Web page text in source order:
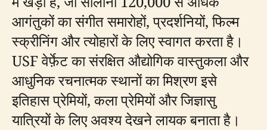
आगंतुकों का संगीत समारोहों, प्रदर्शनियों, फिल्म
स्क्रीनिंग और त्योहारों के लिए स्वागत करता है।
USF वेर्फ़ेट का संरक्षित औद्योगिक वास्तुकला और
आधुनिक रचनात्मक स्थानों का मिश्रण इसे
इतिहास प्रेमियों, कला प्रेमियों और जिज्ञासु
यात्रियों के लिए अवश्य देखने लायक बनाता है।